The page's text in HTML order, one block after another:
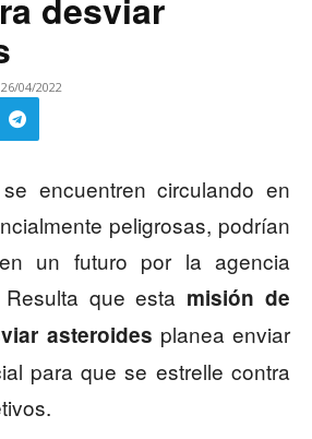
desviar
26/04/2022
encuentren circulando en
peligrosas, podrían
un futuro por la agencia
que esta misión de
asteroides planea enviar
para que se estrelle contra